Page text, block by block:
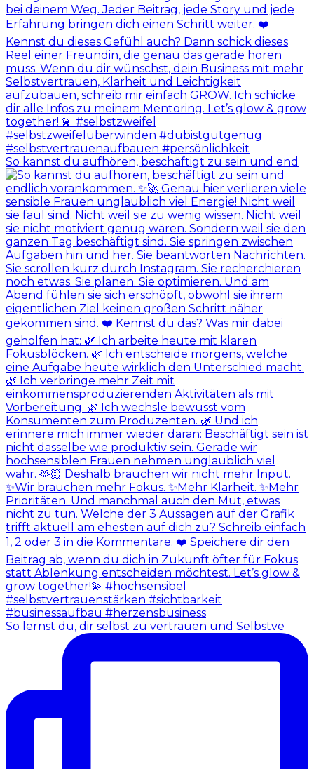
So kannst du aufhören, beschäftigt zu sein und end
So lernst du, dir selbst zu vertrauen und Selbstve